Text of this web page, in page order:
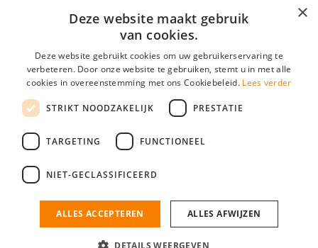
Inloggen als bedrijf
E-mail*
Wachtwoord
login gegevens onthouden
login
Bedrijf aanmelden
nieuwe collega/werknemer zo gevonden!
×
Deze website maakt gebruik
van cookies.
Deze website gebruikt cookies om uw gebruikerservaring te
verbeteren. Door onze website te gebruiken, stemt u in met alle
cookies in overeenstemming met ons Cookiebeleid. Lees verder
STRIKT NOODZAKELIJK PRESTATIE
TARGETING FUNCTIONEEL
NIET-GECLASSIFICEERD
ALLES ACCEPTEREN ALLES AFWIJZEN
DETAILS WEERGEVEN